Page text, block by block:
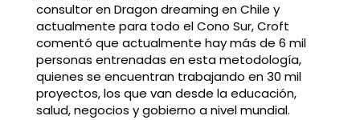
consultor en Dragon dreaming en Chile y
actualmente para todo el Cono Sur, Croft
comentó que actualmente hay más de 6 mil
personas entrenadas en esta metodología,
quienes se encuentran trabajando en 30 mil
proyectos, los que van desde la educación,
salud, negocios y gobierno a nivel mundial.